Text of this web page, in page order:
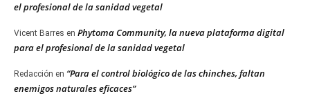
el profesional de la sanidad vegetal
Vicent Barres en Phytoma Community, la nueva plataforma digital
para el profesional de la sanidad vegetal
Redacción en “Para el control biológico de las chinches, faltan
enemigos naturales eficaces”